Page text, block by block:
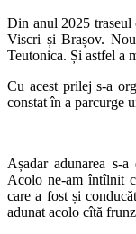
Din anul 2025 traseul
Viscri și Brașov.
Teutonica. Și astfel a
Cu acest prilej s-a
constat în a parcurge
Așadar adunarea s-
Acolo ne-am întîlnit
care a fost și
adunat acolo cîtă